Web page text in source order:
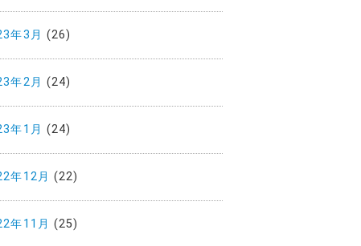
年3月 (26)
年2月 (24)
年1月 (24)
年12月 (22)
年11月 (25)